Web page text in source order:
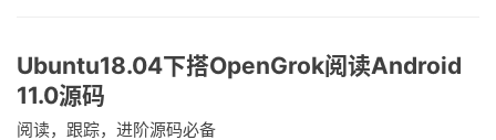
Ubuntu18.04下搭OpenGrok阅读Android
11.0源码
阅读，跟踪，进阶源码必备